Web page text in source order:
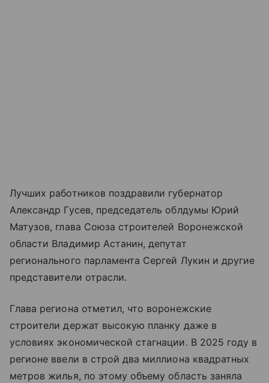
Лучших работников поздравили губернатор
Александр Гусев, председатель облдумы Юрий
Матузов, глава Союза строителей Воронежской
области Владимир Астанин, депутат
регионального парламента Сергей Лукин и другие
представители отрасли.
Глава региона отметил, что воронежские
строители держат высокую планку даже в
условиях экономической стагнации. В 2025 году в
регионе ввели в строй два миллиона квадратных
метров жилья, по этому объему область заняла